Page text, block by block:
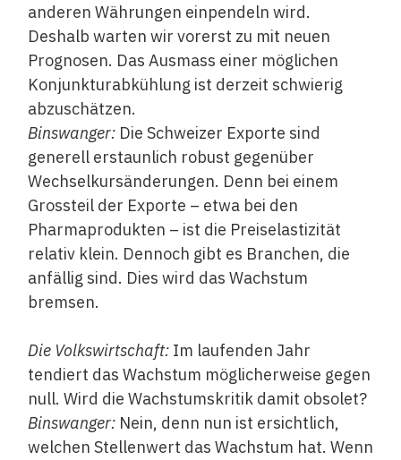
anderen Währungen einpendeln wird.
Deshalb warten wir vorerst zu mit neuen
Prognosen. Das Ausmass einer möglichen
Konjunkturabkühlung ist derzeit schwierig
abzuschätzen.
Binswanger:Die Schweizer Exporte sind
generell erstaunlich robust gegenüber
Wechselkursänderungen. Denn bei einem
Grossteil der Exporte – etwa bei den
Pharmaprodukten – ist die Preiselastizität
relativ klein. Dennoch gibt es Branchen, die
anfällig sind. Dies wird das Wachstum
bremsen.
Die Volkswirtschaft:Im laufenden Jahr
tendiert das Wachstum möglicherweise gegen
null. Wird die Wachstumskritik damit obsolet?
Binswanger:Nein, denn nun ist ersichtlich,
welchen Stellenwert das Wachstum hat. Wenn